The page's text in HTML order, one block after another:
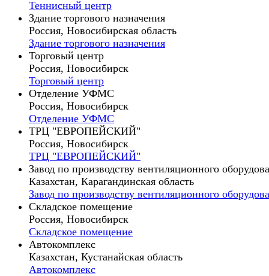
Теннисный центр
Здание торгового назначения
Россия, Новосибирская область
Здание торгового назначения
Торговый центр
Россия, Новосибирск
Торговый центр
Отделение УФМС
Россия, Новосибирск
Отделение УФМС
ТРЦ "ЕВРОПЕЙСКИЙ"
Россия, Новосибирск
ТРЦ "ЕВРОПЕЙСКИЙ"
Завод по производству вентиляционного
Казахстан, Карагандинская область
Завод по производству вентиляционного
Складское помещение
Россия, Новосибирск
Складское помещение
Автокомплекс
Казахстан, Кустанайская область
Автокомплекс